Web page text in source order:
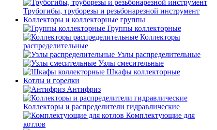
Трубогибы, труборезы и резьбонарезной инструмент
Коллекторы и коллекторные группы
Группы коллекторные
Коллекторы
распределительные
Узлы распределительные
Узлы смесительные
Шкафы коллекторные
Котлы и горелки
Антифриз
Коллекторы и распределители гидравлические
Комплектующие для
котлов